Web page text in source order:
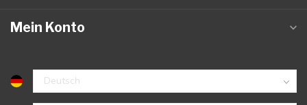
Mein Konto